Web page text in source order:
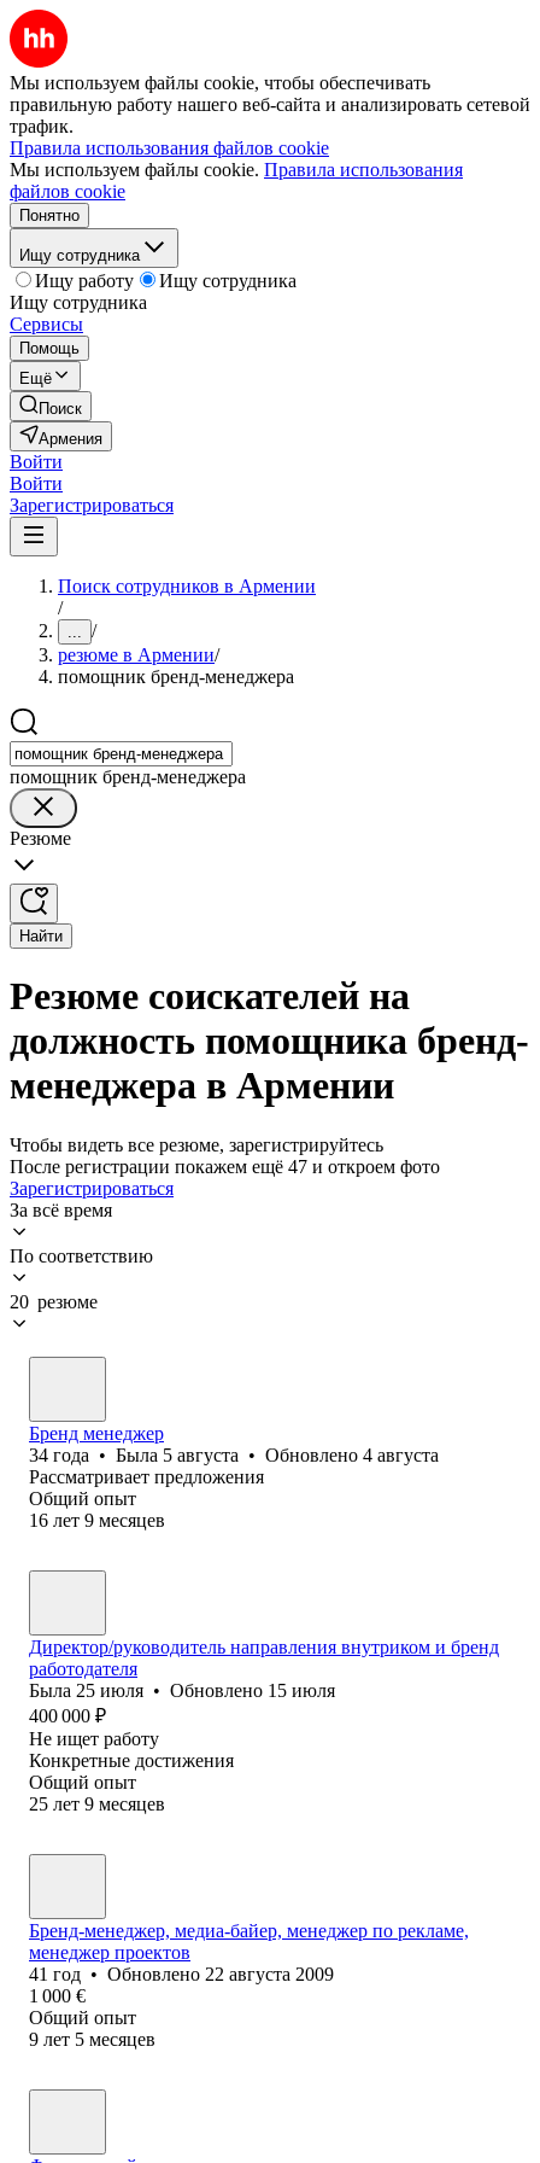
Мы используем файлы cookie, чтобы обеспечивать
правильную работу нашего веб-сайта и анализировать сетевой
трафик.
Правила использования файлов cookie
Мы используем файлы cookie. Правила использования
файлов cookie
Понятно
Ищу сотрудника
Ищу работу
Ищу сотрудника
Ищу сотрудника
Сервисы
Помощь
Ещё
Поиск
Армения
Войти
Войти
Зарегистрироваться
Поиск сотрудников в Армении
/
... /
резюме в Армении/
помощник бренд-менеджера
помощник бренд-менеджера
Резюме
Найти
Резюме соискателей на
должность помощника бренд-
менеджера в Армении
Чтобы видеть все резюме, зарегистрируйтесь
После регистрации покажем ещё 47 и откроем фото
Зарегистрироваться
За всё время
По соответствию
20 резюме
Бренд менеджер
34 года • Была 5 августа • Обновлено 4 августа
Рассматривает предложения
Общий опыт
16 лет 9 месяцев
Директор/руководитель направления внутриком и бренд
работодателя
Была 25 июля • Обновлено 15 июля
400 000 ₽
Не ищет работу
Конкретные достижения
Общий опыт
25 лет 9 месяцев
Бренд-менеджер, медиа-байер, менеджер по рекламе,
менеджер проектов
41 год • Обновлено 22 августа 2009
1 000 €
Общий опыт
9 лет 5 месяцев